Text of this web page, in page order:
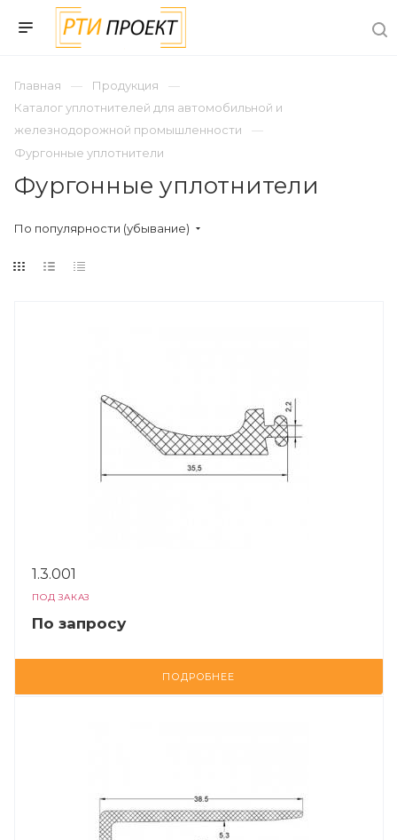
Главная
Продукция
Каталог уплотнителей для автомобильной и
железнодорожной промышленности
Фургонные уплотнители
Фургонные уплотнители
По популярности (убывание)
1.3.001
ПОД ЗАКАЗ
По запросу
ПОДРОБНЕЕ